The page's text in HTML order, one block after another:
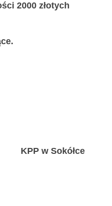
2000 złotych
KPP w Sokółce